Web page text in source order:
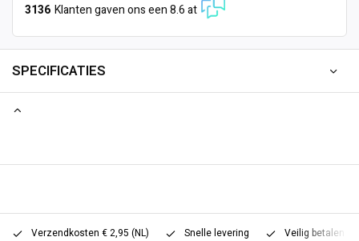
3136 Klanten gaven ons een 8.6 at
SPECIFICATIES
Verzendkosten € 2,95 (NL) Snelle levering Veilig betalen